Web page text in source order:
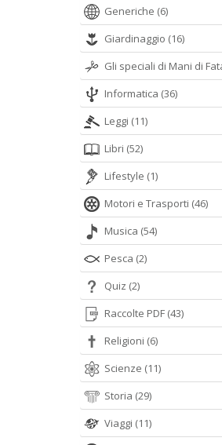
Generiche (6)
Giardinaggio (16)
Gli speciali di Mani di
Informatica (36)
Leggi (11)
Libri (52)
Lifestyle (1)
Motori e Trasporti (46)
Musica (54)
Pesca (2)
Quiz (2)
Raccolte PDF (43)
Religioni (6)
Scienze (11)
Storia (29)
Viaggi (11)